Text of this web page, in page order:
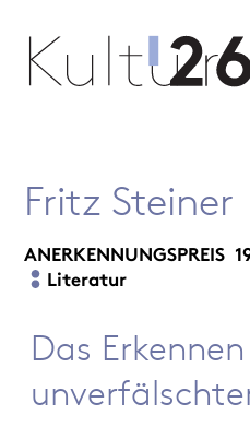
Fritz Steiner
ANERKENNUNGSPREIS
Literatur
Das Erkennen